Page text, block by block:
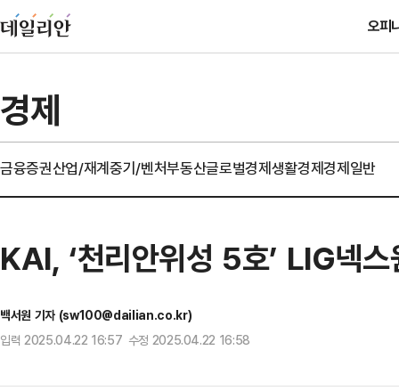
오피
경제
금융증권산업/재계중기/벤처부동산글로벌경제생활경제경제일반
KAI, ‘천리안위성 5호’ LIG넥
백서원 기자 (sw100@dailian.co.kr)
입력 2025.04.22 16:57 수정 2025.04.22 16:58